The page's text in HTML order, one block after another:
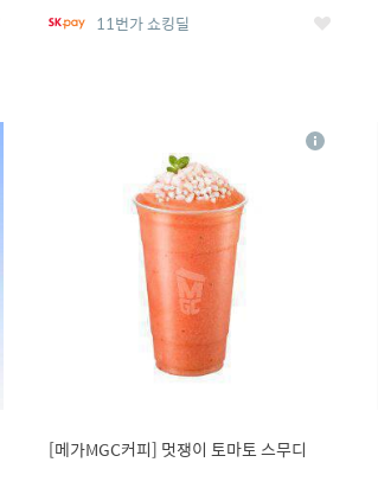
11번가 쇼킹딜 좋
[메가MGC커피] 멋쟁이 토마토 스무디
상